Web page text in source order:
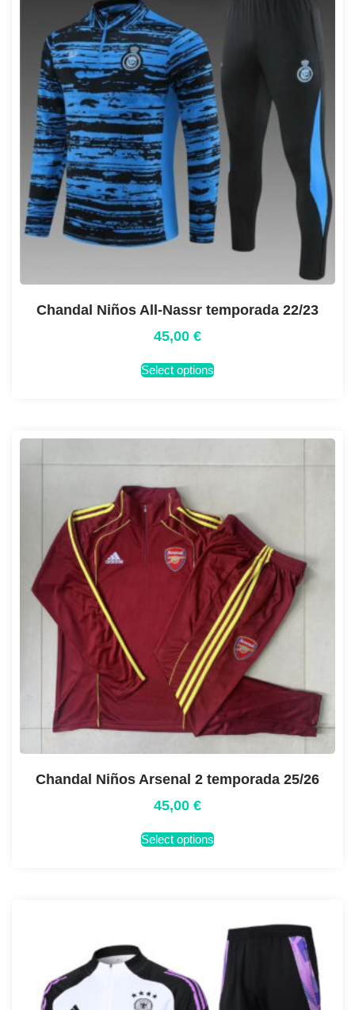
Chandal Niños All-Nassr temporada 22/23
45,00 €
Select options
Chandal Niños Arsenal 2 temporada 25/26
45,00 €
Select options